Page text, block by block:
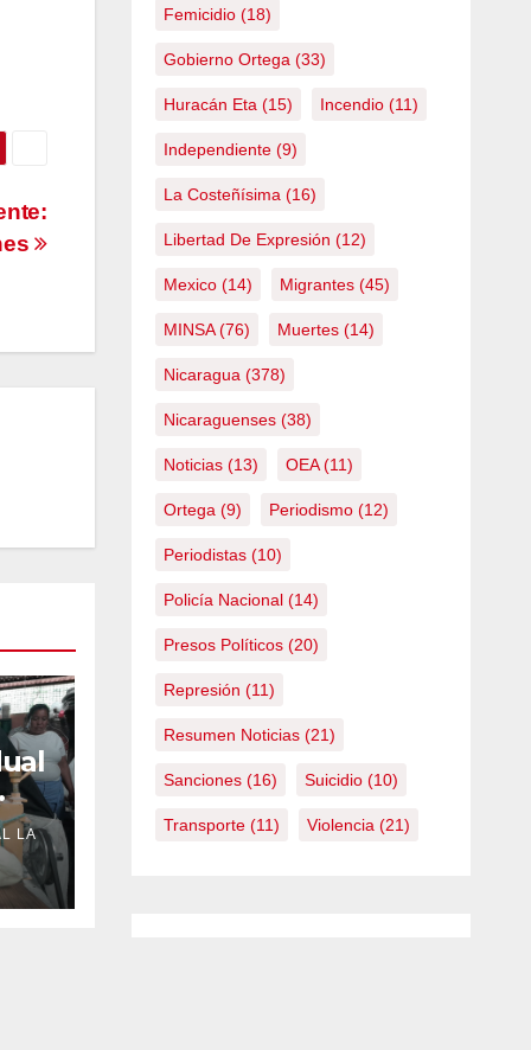
LA
Femicidio(18)
Gobierno Ortega (33)
Huracán Eta (15) Incendio(11)
Independiente(9)
La Costeñísima (16)
Libertad De Expresión (12)
Mexico(14) Migrantes(45)
MINSA(76) Muertes(14)
Nicaragua (378)
Nicaraguenses(38)
Noticias(13) OEA(11)
Ortega (9) Periodismo(12)
Periodistas(10)
Policía Nacional(14)
Presos Políticos(20)
Represión (11)
Resumen Noticias(21)
Sanciones(16) Suicidio(10)
Transporte(11) Violencia (21)